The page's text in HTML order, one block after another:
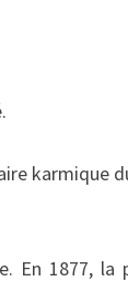
karmique
En 1877, la